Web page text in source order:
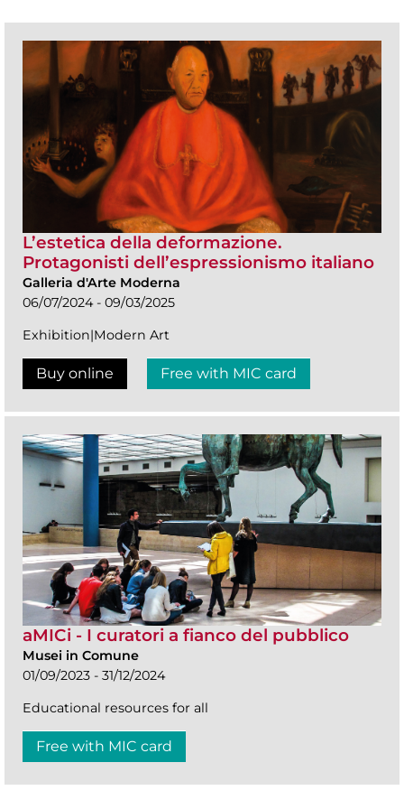
L’estetica della deformazione.
Protagonisti dell’espressionismo italiano
Galleria d'Arte Moderna
06/07/2024 - 09/03/2025
Exhibition|Modern Art
Buy online Free with MIC card
aMICi - I curatori a fianco del pubblico
Musei in Comune
01/09/2023 - 31/12/2024
Educational resources for all
Free with MIC card